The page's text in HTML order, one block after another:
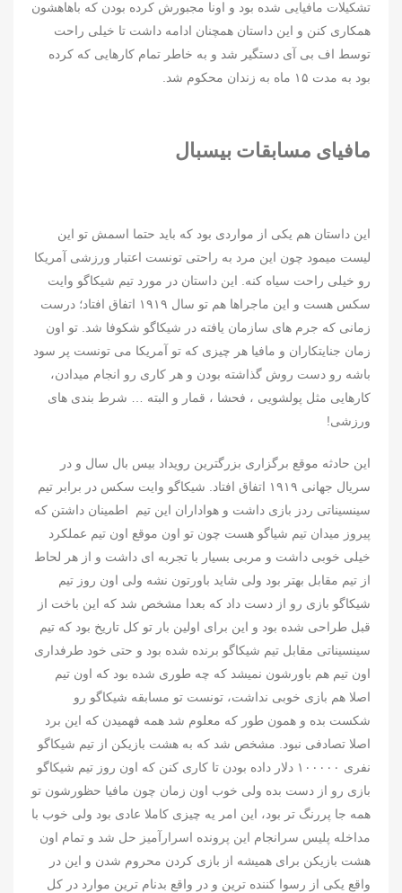
تشکیلات مافیایی شده بود و اونا مجبورش کرده بودن که باهاهشون
همکاری کنن و این داستان همچنان ادامه داشت تا خیلی راحت
توسط اف بی آی دستگیر شد و به خاطر تمام کارهایی که کرده
بود به مدت ۱۵ ماه به زندان محکوم شد.
مافیای مسابقات بیسبال
این داستان هم یکی از مواردی بود که باید حتما اسمش تو این
لیست میمود چون این مرد به راحتی تونست اعتبار ورزشی آمریکا
رو خیلی راحت سیاه کنه. این داستان در مورد تیم شیکاگو وایت
سکس هست و این ماجراها هم تو سال ۱۹۱۹ اتفاق افتاد؛ درست
زمانی که جرم های سازمان یافته در شیکاگو شکوفا شد. تو اون
زمان جنایتکاران و مافیا هر چیزی که تو آمریکا می تونست پر سود
باشه رو دست روش گذاشته بودن و هر کاری رو انجام میدادن،
کارهایی مثل پولشویی ، فحشا ، قمار و البته … شرط بندی های
ورزشی!
این حادثه موقع برگزاری بزرگترین رویداد بیس بال سال و در
سریال جهانی ۱۹۱۹ اتفاق افتاد. شیکاگو وایت سکس در برابر تیم
سینسیناتی ردز بازی داشت و هواداران این تیم اطمینان داشتن که
پیروز میدان تیم شیاگو هست چون تو اون موقع اون تیم عملکرد
خیلی خوبی داشت و مربی بسیار با تجربه ای داشت و از هر لحاط
از تیم مقابل بهتر بود ولی شاید باورتون نشه ولی اون روز تیم
شیکاگو بازی رو از دست داد که بعدا مشخص شد که این باخت از
قبل طراحی شده بود و این برای اولین بار تو کل تاریخ بود که تیم
سینسیناتی مقابل تیم شیکاگو برنده شده بود و حتی خود طرفداری
اون تیم هم باورشون نمیشد که چه طوری شده بود که اون تیم
اصلا هم بازی خوبی نداشت، تونست تو مسابقه شیکاگو رو
شکست بده و همون طور که معلوم شد همه فهمیدن که این برد
اصلا تصادفی نبود. مشخص شد که به هشت بازیکن از تیم شیکاگو
نفری ۱۰۰۰۰۰ دلار داده بودن تا کاری کنن که اون روز تیم شیکاگو
بازی رو از دست بده ولی خوب اون زمان چون مافیا حظورشون تو
همه جا پررنگ تر بود، این امر یه چیزی کاملا عادی بود ولی خوب با
مداخله پلیس سرانجام این پرونده اسرارآمیز حل شد و تمام اون
هشت بازیکن برای همیشه از بازی کردن محروم شدن و این در
واقع یکی از رسوا کننده ترین و در واقع بدنام ترین موارد در کل